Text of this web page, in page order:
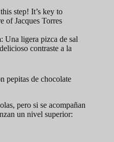
step! It’s key to
of Jacques Torres
: Una ligera pizca de sal
contraste a la
pepitas de chocolate
pero si se acompañan
un nivel superior: